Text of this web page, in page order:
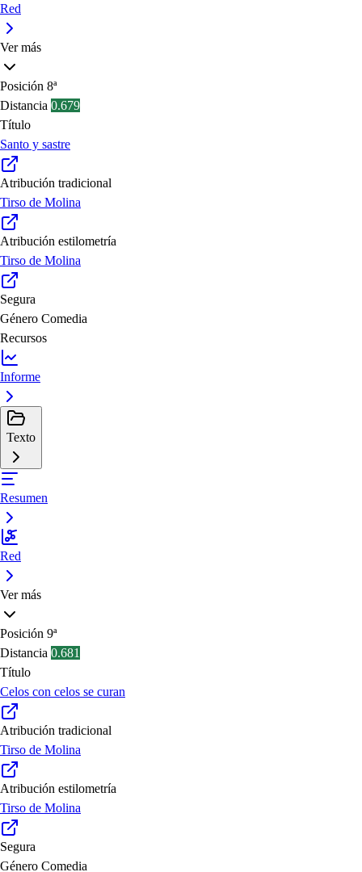
Red
Ver más
Posición 8ª
Distancia 0.679
Título
Santo y sastre
Atribución tradicional
Tirso de Molina
Atribución estilometría
Tirso de Molina
Segura
Género Comedia
Recursos
Informe
Texto
Resumen
Red
Ver más
Posición 9ª
Distancia 0.681
Título
Celos con celos se curan
Atribución tradicional
Tirso de Molina
Atribución estilometría
Tirso de Molina
Segura
Género Comedia